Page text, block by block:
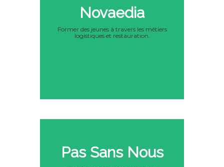
Novaedia
Former des jeunes à travers les métiers
logistiques et restauration.
Pas Sans Nous